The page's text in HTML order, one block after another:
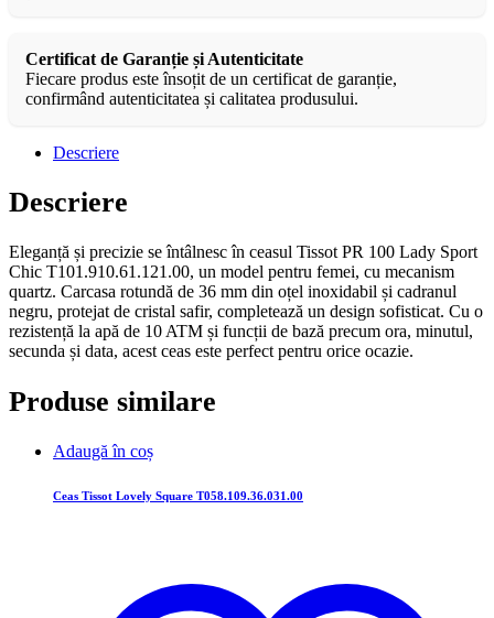
Certificat de Garanție și Autenticitate
Fiecare produs este însoțit de un certificat de garanție,
confirmând autenticitatea și calitatea produsului.
Descriere
Descriere
Eleganță și precizie se întâlnesc în ceasul Tissot PR 100 Lady Sport
Chic T101.910.61.121.00, un model pentru femei, cu mecanism
quartz. Carcasa rotundă de 36 mm din oțel inoxidabil și cadranul
negru, protejat de cristal safir, completează un design sofisticat. Cu o
rezistență la apă de 10 ATM și funcții de bază precum ora, minutul,
secunda și data, acest ceas este perfect pentru orice ocazie.
Produse similare
Adaugă în coș
Ceas Tissot Lovely Square T058.109.36.031.00